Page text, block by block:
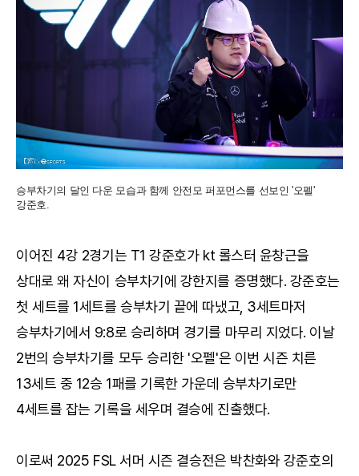
승부차기의 달인 다운 모습과 함께 안전모 퍼포먼스를 선보인 '오펠'
강준호.
이어진 4강 2경기는 T1 강준호가 kt 롤스터 윤창근을
상대로 왜 자신이 승부차기에 강한지를 증명했다. 강준호는
첫 세트를 1세트를 승부차기 끝에 따냈고, 3세트마저
승부차기에서 9:8로 승리하며 경기를 마무리 지었다. 이날
2번의 승부차기를 모두 승리한 '오펠'은 이번 시즌 치른
13세트 중 12승 1패를 기록한 가운데 승부차기로만
4세트를 잡는 기록을 세우며 결승에 진출했다.
이로써 2025 FSL 서머 시즌 결승전은 박찬화와 강준호의